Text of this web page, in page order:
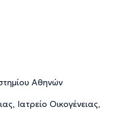
Αθηνών
Ιατρείο Οικογένειας,